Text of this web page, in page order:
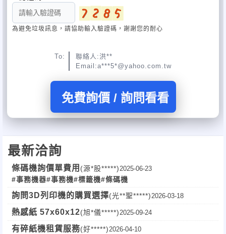
為避免垃圾訊息，請協助輸入驗證碼，謝謝您的耐心
To:
聯絡人:洪**
Email:a***5*@yahoo.com.tw
免費詢價 / 詢問看看
最新洽詢
條碼機詢價單費用 (源*股*****) 2025-06-23
#事務機器#事務機#標籤機#條碼機
詢問3D列印機的購買選擇(光**聖*****) 2026-03-18
熱感紙 57x60x12(旭*儀*****) 2025-09-24
有碎紙機租賃服務(好*****) 2026-04-10